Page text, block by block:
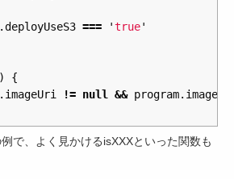
.deployUseS3 === 'true'
)
{
. imageUri != null && program.
で、よく見かけるisXXXといった関数も